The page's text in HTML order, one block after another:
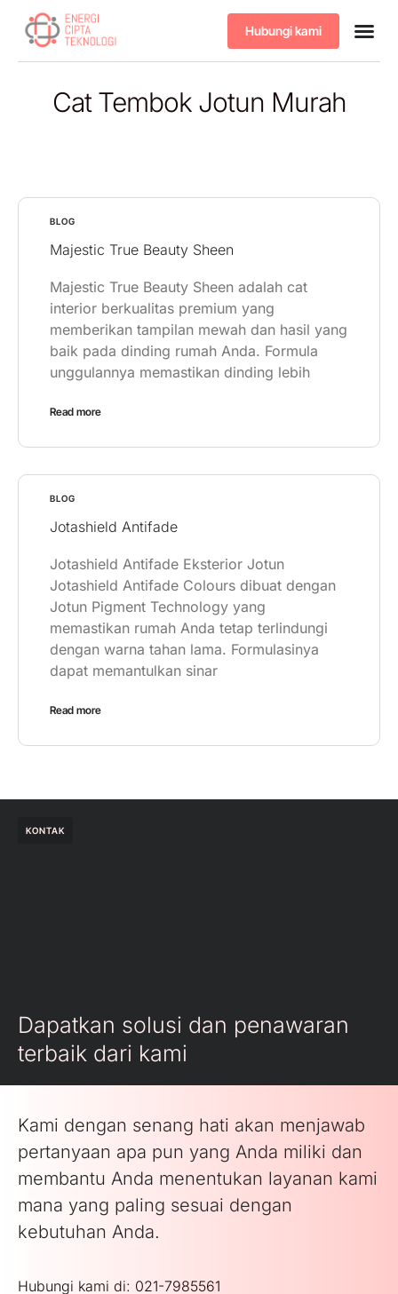
Hubungi kami
Cat Tembok Jotun Murah
BLOG
Majestic True Beauty Sheen
Majestic True Beauty Sheen adalah cat
interior berkualitas premium yang
memberikan tampilan mewah dan hasil yang
baik pada dinding rumah Anda. Formula
unggulannya memastikan dinding lebih
Read more
BLOG
Jotashield Antifade
Jotashield Antifade Eksterior Jotun
Jotashield Antifade Colours dibuat dengan
Jotun Pigment Technology yang
memastikan rumah Anda tetap terlindungi
dengan warna tahan lama. Formulasinya
dapat memantulkan sinar
Read more
KONTAK
Dapatkan solusi dan penawaran
terbaik dari kami
Kami dengan senang hati akan menjawab
pertanyaan apa pun yang Anda miliki dan
membantu Anda menentukan layanan kami
mana yang paling sesuai dengan
kebutuhan Anda.
Hubungi kami di: 021-7985561